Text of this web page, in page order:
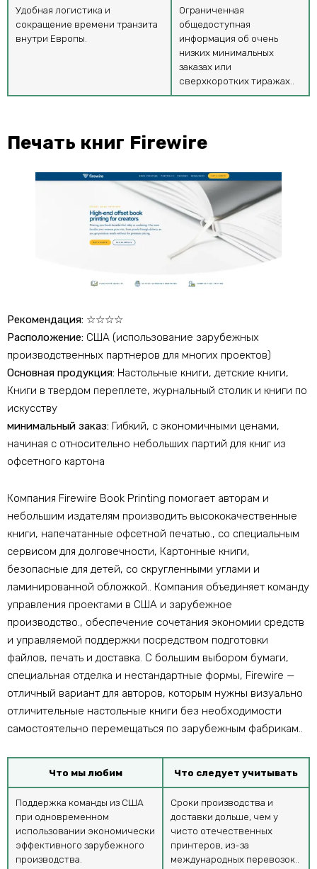
Удобная логистика и
сокращение времени транзита
внутри Европы.
Ограниченная
общедоступная
информация об очень
низких минимальных
заказах или
сверхкоротких тиражах..
Печать книг Firewire
Рекомендация: ☆☆☆☆
Расположение: США (использование зарубежных
производственных партнеров для многих проектов)
Основная продукция: Настольные книги, детские книги,
Книги в твердом переплете, журнальный столик и книги по
искусству
минимальный заказ: Гибкий, с экономичными ценами,
начиная с относительно небольших партий для книг из
офсетного картона​
Компания Firewire Book Printing помогает авторам и
небольшим издателям производить высококачественные
книги, напечатанные офсетной печатью., со специальным
сервисом для долговечности, Картонные книги,
безопасные для детей, со скругленными углами и
ламинированной обложкой.. Компания объединяет команду
управления проектами в США и зарубежное
производство., обеспечение сочетания экономии средств
и управляемой поддержки посредством подготовки
файлов, печать и доставка. С большим выбором бумаги,
специальная отделка и нестандартные формы, Firewire —
отличный вариант для авторов, которым нужны визуально
отличительные настольные книги без необходимости
самостоятельно перемещаться по зарубежным фабрикам..
Что мы любим Что следует учитывать
Поддержка команды из США
при одновременном
использовании экономически
эффективного зарубежного
производства.
Сроки производства и
доставки дольше, чем у
чисто отечественных
принтеров, из-за
международных перевозок..